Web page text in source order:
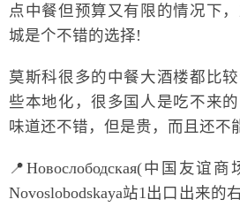
点中餐但预算又有限的情况下
城是个不错的选择!
莫斯科很多的中餐大酒楼都比
些本地化，很多国人是吃不来
味道还不错，但是贵，而且还不
📍Новослободская(中国友谊
Novoslobodskaya站1出口出来的